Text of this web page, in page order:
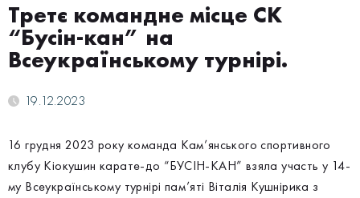
Третє командне місце СК
“Бусін-кан” на
Всеукраїнському турнірі.
19.12.2023
16 грудня 2023 року команда Кам’янського спортивного
клубу Кіокушин карате-до “БУСІН-КАН” взяла участь у 14-
му Всеукраїнському турнірі пам’яті Віталія Кушнірика з